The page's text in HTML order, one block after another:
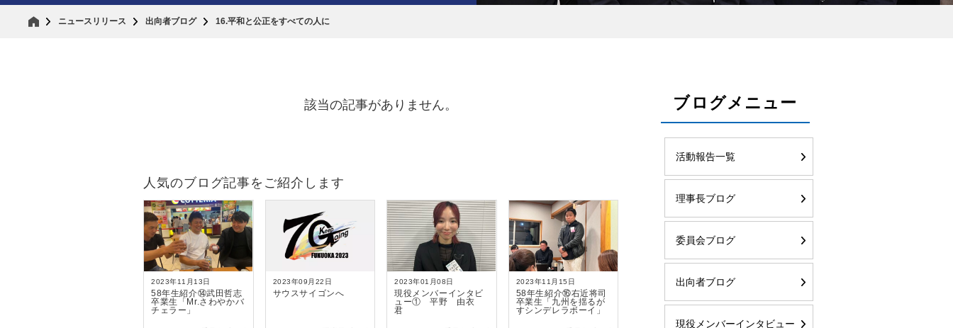
ニュースリリース 出向者ブログ 16.平和と公正をすべての人に
該当の記事がありません。
人気のブログ記事をご紹介します
2023年11月13日
58年生紹介⑭武田哲志
卒業生「Mr.さわやかバ
チェラー」
2023年09月22日
サウスサイゴンへ
2023年01月08日
現役メンバーインタビ
ュー① 平野 由衣
君
2023年11月15日
58年生紹介⑯右近将司
卒業生「九州を揺るが
すシンデレラボーイ」
ブログメニュー
活動報告一覧
理事長ブログ
委員会ブログ
出向者ブログ
現役メンバーインタビュー